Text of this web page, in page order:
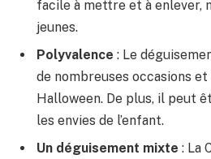
facile à mettre et à enlever,
jeunes.
Polyvalence : Le
de nombreuses occasions
Halloween. De plus, il peut
les envies de l’enfant.
Un déguisement mixte : La